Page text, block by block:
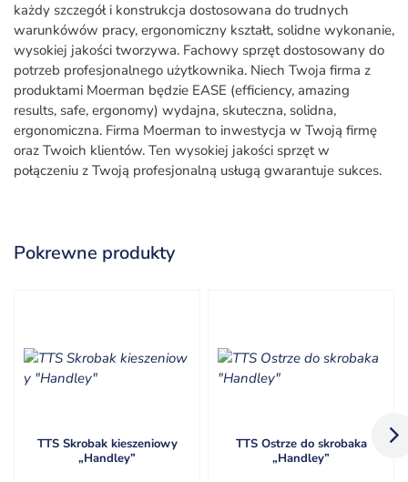
każdy szczegół i konstrukcja dostosowana do trudnych
warunkówów pracy, ergonomiczny kształt, solidne wykonanie,
wysokiej jakości tworzywa. Fachowy sprzęt dostosowany do
potrzeb profesjonalnego użytkownika. Niech Twoja firma z
produktami Moerman będzie EASE (efficiency, amazing
results, safe, ergonomy) wydajna, skuteczna, solidna,
ergonomiczna. Firma Moerman to inwestycja w Twoją firmę
oraz Twoich klientów. Ten wysokiej jakości sprzęt w
połączeniu z Twoją profesjonalną usługą gwarantuje sukces.
Pokrewne produkty
TTS Skrobak kieszeniowy
„Handley”
TTS Ostrze do skrobaka
„Handley”